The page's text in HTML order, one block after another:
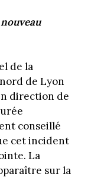
de la
de Lyon
direction de
conseillé
cet incident
La
sur la